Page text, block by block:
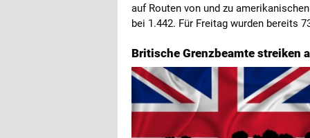
auf Routen von und zu
bei 1.442. Für Freitag wurden bereits
Britische Grenzbeamte streiken